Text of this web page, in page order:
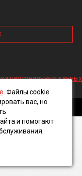
персональных данных
2016 ©
. Файлы cookie
вас, но
и помогают